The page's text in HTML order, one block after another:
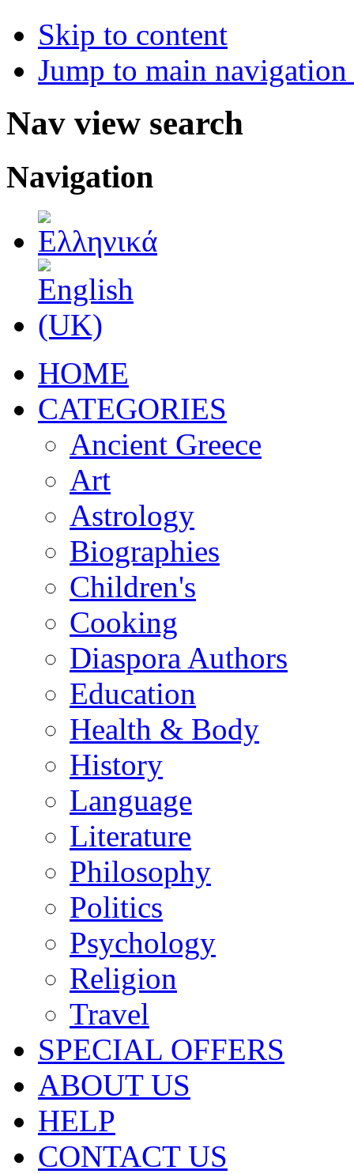
Skip to content
Jump to main
Nav view search
Navigation
ΗΟΜΕ
CATEGORIES
Ancient Greece
Art
Astrology
Biographies
Children's
Cooking
Diaspora Authors
Education
Health & Body
History
Language
Literature
Philosophy
Politics
Psychology
Religion
Travel
SPECIAL OFFERS
ABOUT US
HELP
CONTACT US